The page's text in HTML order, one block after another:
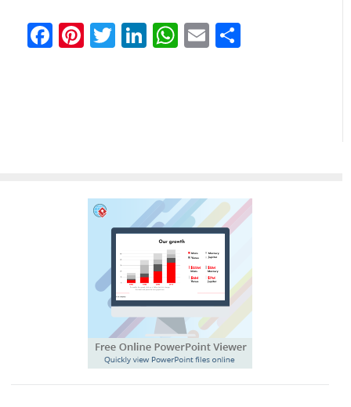
Facebook
Pinterest
Twitter
LinkedIn
WhatsApp
Email